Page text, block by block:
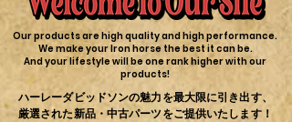
Our products are high quality and high performance.
We make your Iron horse the best it can be.
And your lifestyle will be one rank higher with our
products!
ハーレーダビッドソンの魅力を最大限に引き出す、
厳選された新品・中古パーツをご提供いたします！